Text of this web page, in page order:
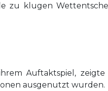
zu klugen
Auftaktspiel, zeigte
ausgenutzt wurden.